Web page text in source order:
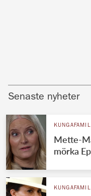
Senaste nyheter
Mette-
mörka